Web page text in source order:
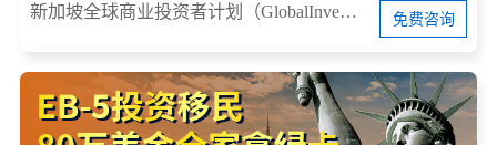
新加坡全球商业投资者计划（GlobalInvestorProgram，简称GIP） 免费咨询